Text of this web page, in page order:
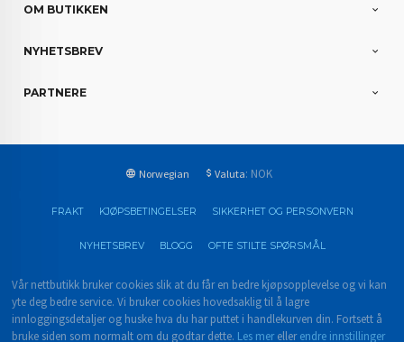
OM BUTIKKEN
NYHETSBREV
PARTNERE
Norwegian Valuta: NOK
FRAKT KJØPSBETINGELSER SIKKERHET OG PERSONVERN
NYHETSBREV BLOGG OFTE STILTE SPØRSMÅL
Vår nettbutikk bruker cookies slik at du får en bedre kjøpsopplevelse og vi kan
yte deg bedre service. Vi bruker cookies hovedsaklig til å lagre
innloggingsdetaljer og huske hva du har puttet i handlekurven din. Fortsett å
bruke siden som normalt om du godtar dette. Les mer ellerendre innstillinger